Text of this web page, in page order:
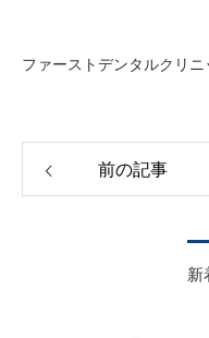
ファーストデンタルクリ
前の記事
新